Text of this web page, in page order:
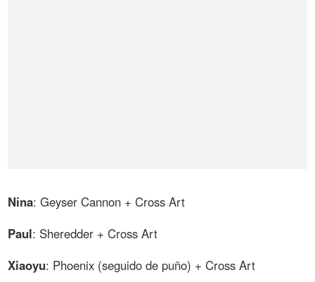
Nina: Geyser Cannon + Cross Art
Paul: Sheredder + Cross Art
Xiaoyu: Phoenix (seguido de puño) + Cross Art